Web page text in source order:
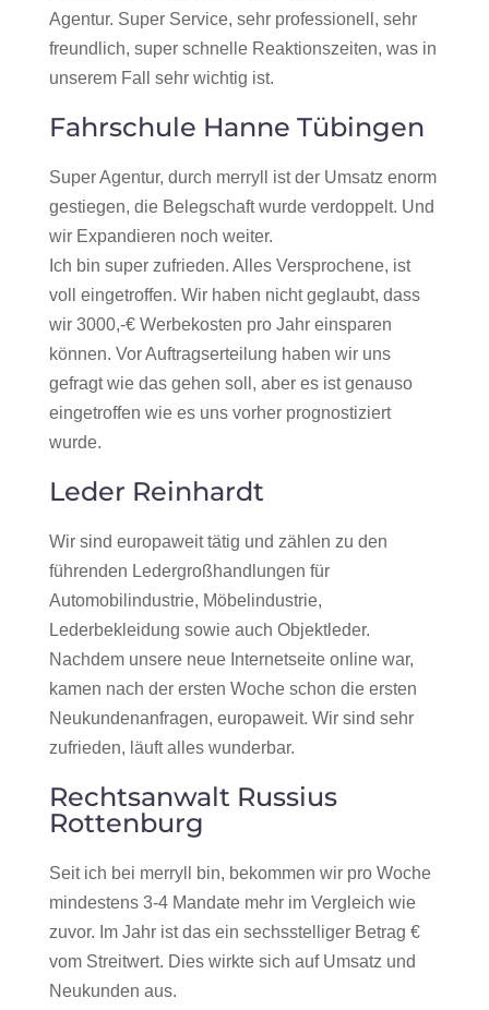
Agentur. Super Service, sehr professionell, sehr
freundlich, super schnelle Reaktionszeiten, was in
unserem Fall sehr wichtig ist.
Fahrschule Hanne Tübingen
Super Agentur, durch merryll ist der Umsatz enorm
gestiegen, die Belegschaft wurde verdoppelt. Und
wir Expandieren noch weiter.
Ich bin super zufrieden. Alles Versprochene, ist
voll eingetroffen. Wir haben nicht geglaubt, dass
wir 3000,-€ Werbekosten pro Jahr einsparen
können. Vor Auftragserteilung haben wir uns
gefragt wie das gehen soll, aber es ist genauso
eingetroffen wie es uns vorher prognostiziert
wurde.
Leder Reinhardt
Wir sind europaweit tätig und zählen zu den
führenden Ledergroßhandlungen für
Automobilindustrie, Möbelindustrie,
Lederbekleidung sowie auch Objektleder.
Nachdem unsere neue Internetseite online war,
kamen nach der ersten Woche schon die ersten
Neukundenanfragen, europaweit. Wir sind sehr
zufrieden, läuft alles wunderbar.
Rechtsanwalt Russius
Rottenburg
Seit ich bei merryll bin, bekommen wir pro Woche
mindestens 3-4 Mandate mehr im Vergleich wie
zuvor. Im Jahr ist das ein sechsstelliger Betrag €
vom Streitwert. Dies wirkte sich auf Umsatz und
Neukunden aus.